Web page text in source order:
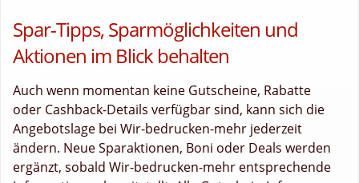
Spar-Tipps, Sparmöglichkeiten und
Aktionen im Blick behalten
Auch wenn momentan keine Gutscheine, Rabatte
oder Cashback-Details verfügbar sind, kann sich die
Angebotslage bei Wir-bedrucken-mehr jederzeit
ändern. Neue Sparaktionen, Boni oder Deals werden
ergänzt, sobald Wir-bedrucken-mehr entsprechende